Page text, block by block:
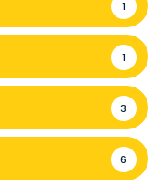
1
1
3
6